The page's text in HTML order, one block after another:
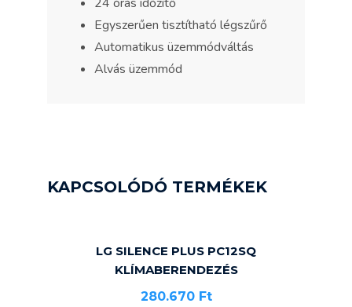
Egyszerűen tisztítható légszűrő
Automatikus üzemmódváltás
Alvás üzemmód
KAPCSOLÓDÓ TERMÉKEK
LG SILENCE PLUS PC12SQ
KLÍMABERENDEZÉS
280.670 Ft